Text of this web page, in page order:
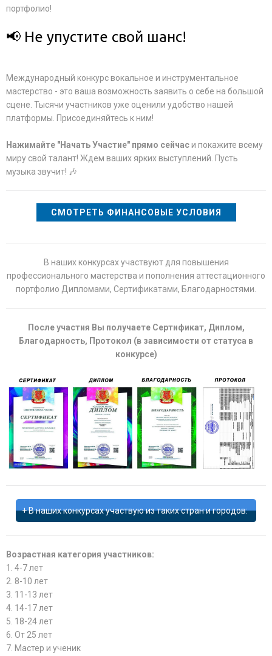
портфолио!
📢 Не упустите свой шанс!
Международный конкурс вокальное и инструментальное
мастерство - это ваша возможность заявить о себе на большой
сцене. Тысячи участников уже оценили удобство нашей
платформы. Присоединяйтесь к ним!
Нажимайте "Начать Участие" прямо сейчаси покажите всему
миру свой талант! Ждем ваших ярких выступлений. Пусть
музыка звучит! 🎶
СМОТРЕТЬ ФИНАНСОВЫЕ УСЛОВИЯ
В наших конкурсах участвуют для повышения
профессионального мастерства и пополнения аттестационного
портфолио Дипломами, Сертификатами, Благодарностями.
После участия Вы получаете Сертификат, Диплом,
Благодарность, Протокол (в зависимости от статуса в
конкурсе)
В наших конкурсах участвую из таких стран и городов:
Возрастная категория участников:
1. 4-7 лет
2. 8-10 лет
3. 11-13 лет
4. 14-17 лет
5. 18-24 лет
6. От 25 лет
7. Мастер и ученик